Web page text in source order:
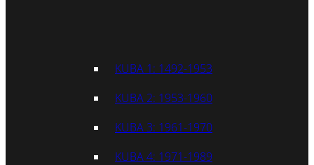
KUBA 1: 1492-1953
KUBA 2: 1953-1960
KUBA 3: 1961-1970
KUBA 4: 1971-1989